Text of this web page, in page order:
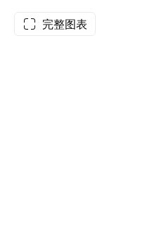
完整图表